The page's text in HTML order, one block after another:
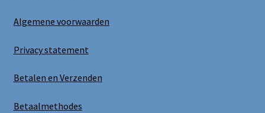
Algemene voorwaarden
Privacy statement
Betalen en Verzenden
Betaalmethodes